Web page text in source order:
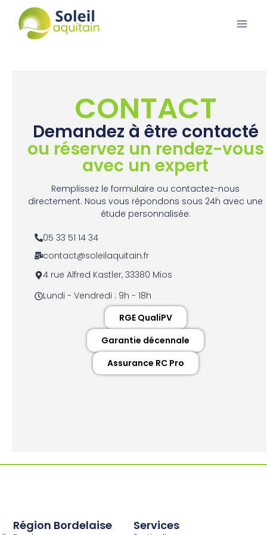
CONTACT
Demandez à être contacté
ou réservez un rendez-vous
avec un expert
Remplissez le formulaire ou contactez-nous
directement. Nous vous répondons sous 24h avec une
étude personnalisée.
05 33 51 14 34
contact@soleilaquitain.fr
4 rue Alfred Kastler, 33380 Mios
Lundi - Vendredi : 9h - 18h
RGE QualiPV
Garantie décennale
Assurance RC Pro
Services
Région Bordelaise